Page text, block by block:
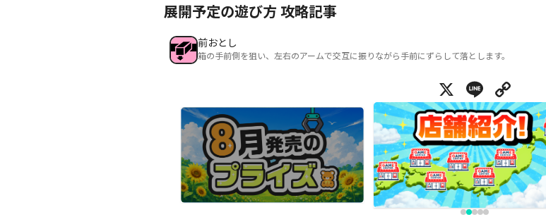
展開予定の遊び方 攻略記事
前おとし
箱の手前側を狙い、左右のアームで交互に振りながら手前にずらして落とします。
X Line